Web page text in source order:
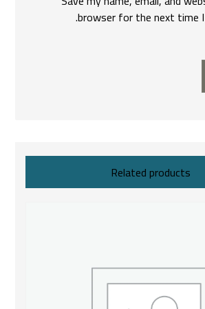
browser for the next time
Related products